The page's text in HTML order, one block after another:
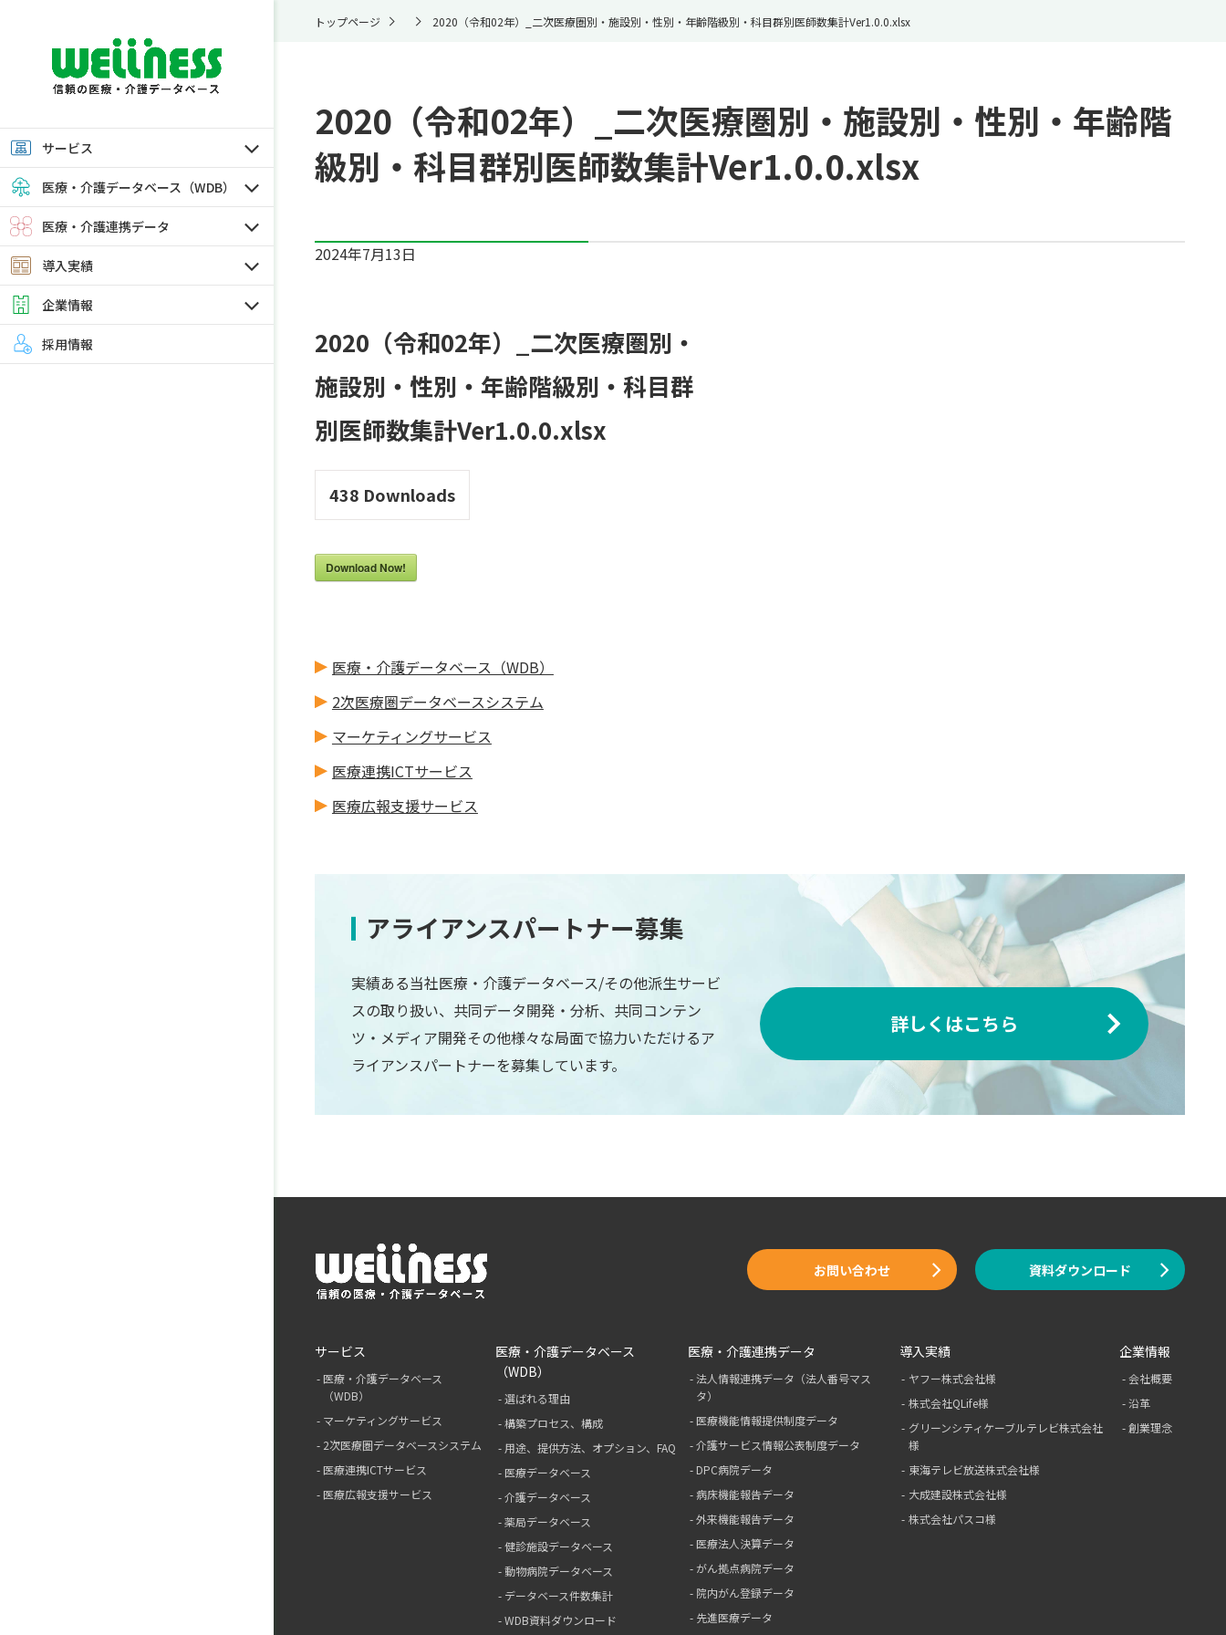
サービス
医療・介護データベース（WDB）
医療・介護連携データ
導入実績
企業情報
採用情報
トップページ 2020（令和02年）_二次医療圏別・施設別・性別・年齢階級別・科目群別医師数集計Ver1.0.0.xlsx
2020（令和02年）_二次医療圏別・施設別・性別・年齢階
級別・科目群別医師数集計Ver1.0.0.xlsx
2024年7月13日
2020（令和02年）_二次医療圏別・
施設別・性別・年齢階級別・科目群
別医師数集計Ver1.0.0.xlsx
438 Downloads
Download Now!
医療・介護データベース（WDB）
2次医療圏データベースシステム
マーケティングサービス
医療連携ICTサービス
医療広報支援サービス
アライアンスパートナー募集
実績ある当社医療・介護データベース/その他派生サービ
スの取り扱い、共同データ開発・分析、共同コンテン
ツ・メディア開発その他様々な局面で協力いただけるア
ライアンスパートナーを募集しています。
詳しくはこちら
お問い合わせ 資料ダウンロード
サービス
医療・介護データベース
（WDB）
マーケティングサービス
2次医療圏データベースシステム
医療連携ICTサービス
医療広報支援サービス
医療・介護データベース
（WDB）
選ばれる理由
構築プロセス、構成
用途、提供方法、オプション、FAQ
医療データベース
介護データベース
薬局データベース
健診施設データベース
動物病院データベース
データベース件数集計
WDB資料ダウンロード
医療・介護連携データ
法人情報連携データ（法人番号マス
タ）
医療機能情報提供制度データ
介護サービス情報公表制度データ
DPC病院データ
病床機能報告データ
外来機能報告データ
医療法人決算データ
がん拠点病院データ
院内がん登録データ
先進医療データ
導入実績
ヤフー株式会社様
株式会社QLife様
グリーンシティケーブルテレビ株式会社
様
東海テレビ放送株式会社様
大成建設株式会社様
株式会社パスコ様
企業情報
会社概要
沿革
創業理念